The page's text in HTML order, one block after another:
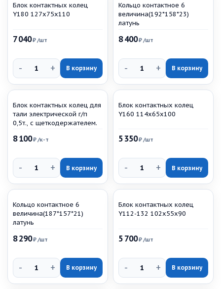
Блок контактных колец
Y180 127х75х110
7 040₽ /шт
- + В корзину
Кольцо контактное 6
величина(192*158*23)
латунь
8 400₽ /шт
- + В корзину
Блок контактных колец для
тали электрической г/п
0,5т., с щеткодержателем.
8 100₽/к-т
- + В корзину
Блок контактных колец
Y160 114х65х100
5 350₽/шт
- + В корзину
Кольцо контактное 6
величина(187*157*21)
латунь
8 290₽ /шт
- + В корзину
Блок контактных колец
Y112-132 102х55х90
5 700₽ /шт
- + В корзину